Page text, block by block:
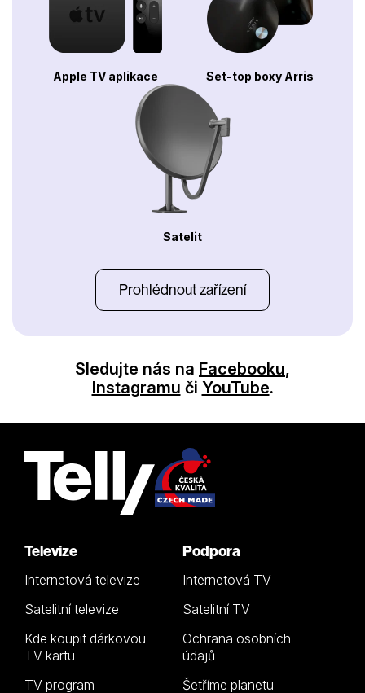
Apple TV aplikace Set-top boxy Arris
Satelit
Prohlédnout zařízení
Sledujte nás na Facebooku,
Instagramu či YouTube.
Televize
Internetová televize
Satelitní televize
Kde koupit dárkovou
TV kartu
TV program
Podpora
Internetová TV
Satelitní TV
Ochrana osobních
údajů
Šetříme planetu